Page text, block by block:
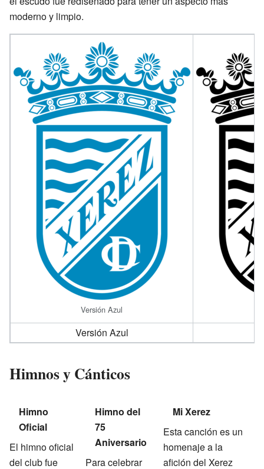
moderno y limpio.
Versión Azul
Versión Azul
Himnos y Cánticos
Himno
Oficial
El himno oficial
del club fue
Himno del
75
Aniversario
Para celebrar
Mi Xerez
Esta canción es un
homenaje a la
afición del Xerez